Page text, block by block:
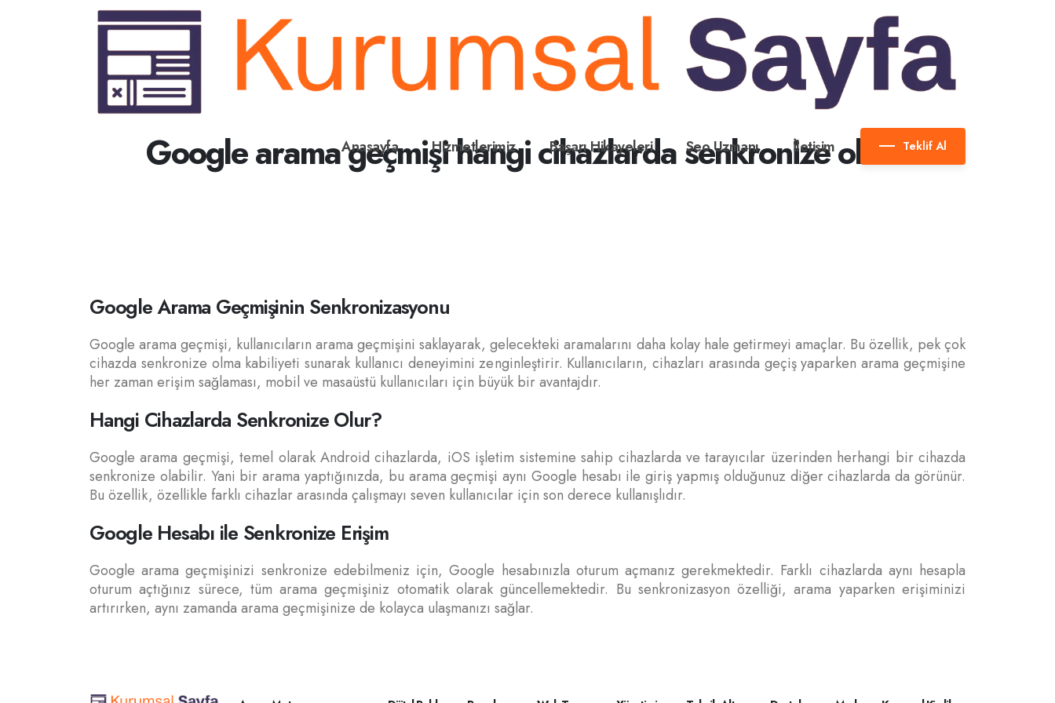
Anasayfa Hizmetlerimiz Başarı Hikayeleri Seo Uzmanı İletişim Teklif Al
Google arama geçmişi hangi cihazlarda senkronize olur?
Google Arama Geçmişinin Senkronizasyonu
Google arama geçmişi, kullanıcıların arama geçmişini saklayarak, gelecekteki aramalarını daha kolay hale getirmeyi amaçlar. Bu özellik, pek çok
cihazda senkronize olma kabiliyeti sunarak kullanıcı deneyimini zenginleştirir. Kullanıcıların, cihazları arasında geçiş yaparken arama geçmişine
her zaman erişim sağlaması, mobil ve masaüstü kullanıcıları için büyük bir avantajdır.
Hangi Cihazlarda Senkronize Olur?
Google arama geçmişi, temel olarak Android cihazlarda, iOS işletim sistemine sahip cihazlarda ve tarayıcılar üzerinden herhangi bir cihazda
senkronize olabilir. Yani bir arama yaptığınızda, bu arama geçmişi aynı Google hesabı ile giriş yapmış olduğunuz diğer cihazlarda da görünür.
Bu özellik, özellikle farklı cihazlar arasında çalışmayı seven kullanıcılar için son derece kullanışlıdır.
Google Hesabı ile Senkronize Erişim
Google arama geçmişinizi senkronize edebilmeniz için, Google hesabınızla oturum açmanız gerekmektedir. Farklı cihazlarda aynı hesapla
oturum açtığınız sürece, tüm arama geçmişiniz otomatik olarak güncellemektedir. Bu senkronizasyon özelliği, arama yaparken erişiminizi
artırırken, aynı zamanda arama geçmişinize de kolayca ulaşmanızı sağlar.